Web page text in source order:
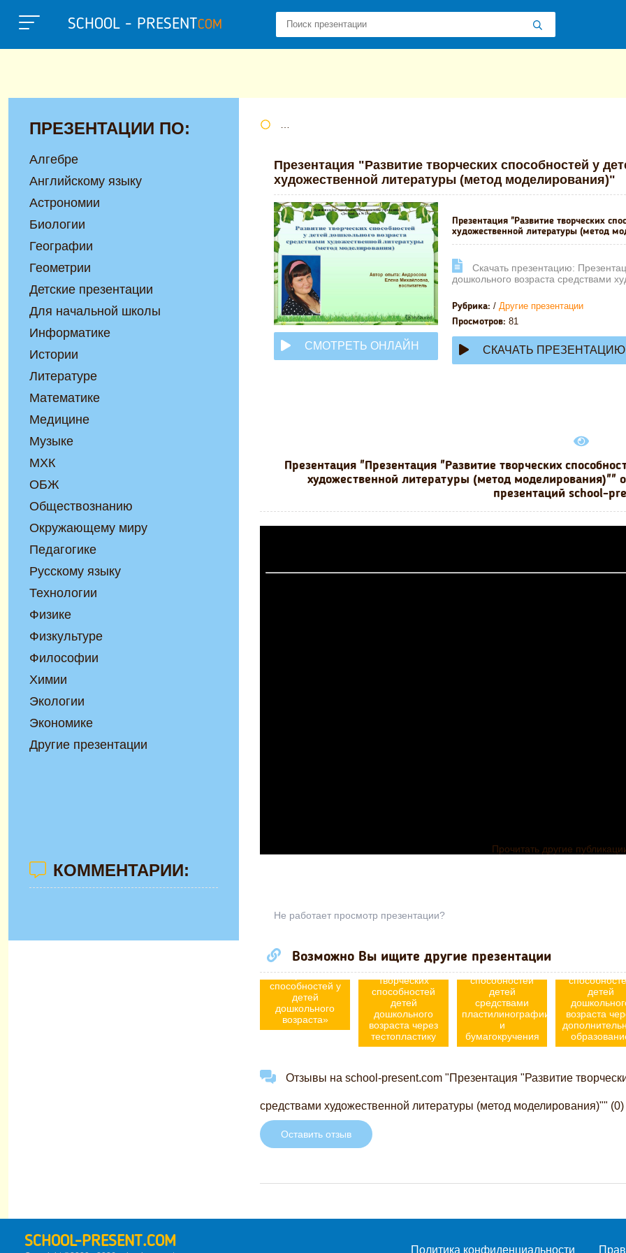
SCHOOL - PRESENTCOM
Презентация "Развитие творческих способностей у
художественной литературы (метод моделирования)"
СМОТРЕТЬ ОНЛАЙН
Презентация "Развитие творческих
художественной литературы (метод
Cкачать презентацию:
дошкольного возраста средствами
Рубрика: / Другие презентации
Просмотров: 81
СКАЧАТЬ ПРЕЗЕНТАЦИЮ
Презентация "Презентация "Развитие творческих
художественной литературы (метод моделирования)""
презентаций school-
Прочитать другие
Не работает просмотр презентации?
Возможно Вы ищите другие презентации
Презентация
«Развитие
творческих
способностей у
детей
дошкольного
возраста»
Развитие
творческих
способностей
детей
дошкольного
возраста через
тестопластику
Развитие
творческих
способностей
детей
средствами
пластилинографии
и
бумагокручения
творческих
детей
возраста
Отзывы на school-present.com "Презентация "Развитие
средствами художественной литературы (метод моделирования)"" (0)
Оставить отзыв
ПРЕЗЕНТАЦИИ ПО:
Алгебре
Английскому языку
Астрономии
Биологии
Географии
Геометрии
Детские презентации
Для начальной школы
Информатике
Истории
Литературе
Математике
Медицине
Музыке
МХК
ОБЖ
Обществознанию
Окружающему миру
Педагогике
Русскому языку
Технологии
Физике
Физкультуре
Философии
Химии
Экологии
Экономике
Другие презентации
КОММЕНТАРИИ:
SCHOOL-PRESENT.COM Политика конфиденциальности